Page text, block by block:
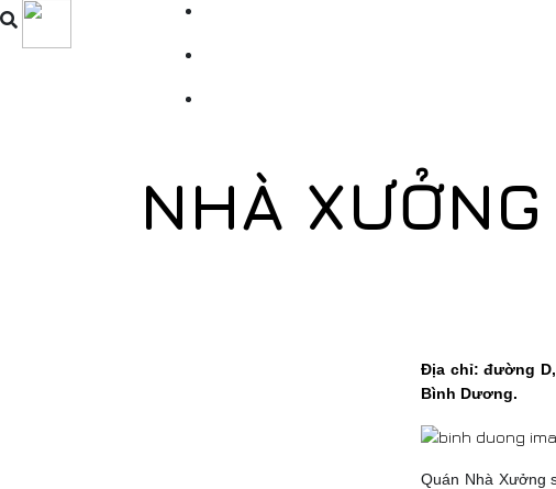
NHÀ
Địa chỉ: đường
Bình Dương.
Quán Nhà Xưởng